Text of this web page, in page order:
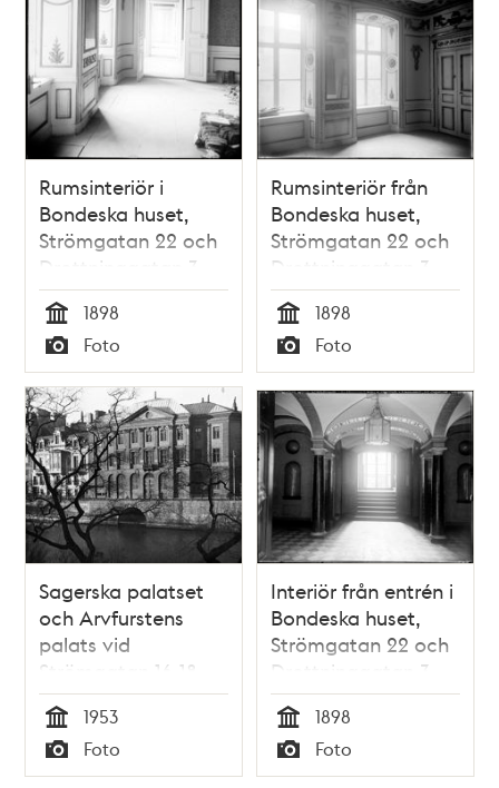
Rumsinteriör i
Bondeska huset,
Strömgatan 22 och
Drottninggatan 3
Tid
1898
Typ
Foto
Rumsinteriör från
Bondeska huset,
Strömgatan 22 och
Drottninggatan 3
Tid
1898
Typ
Foto
Sagerska palatset
och Arvfurstens
palats vid
Strömgatan 16-18,
sett från
Helgeandsholmen
Tid
1953
Typ
Foto
Interiör från entrén i
Bondeska huset,
Strömgatan 22 och
Drottninggatan 3
Tid
1898
Typ
Foto